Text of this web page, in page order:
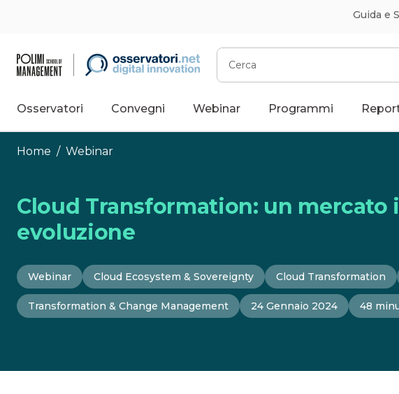
Guida e
Cerca
Osservatori Convegni Webinar Programmi
Home / Webinar
Cloud Transformation: un mercato
evoluzione
Webinar Cloud Ecosystem & Sovereignty Cloud Transformation
Transformation & Change Management 24 Gennaio 2024 48